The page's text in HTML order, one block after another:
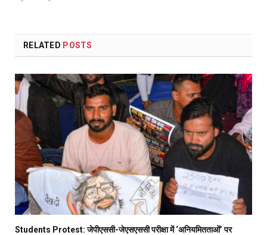
RELATED POSTS
Students Protest: जेपीएससी-जेएसएससी परीक्षा में ‘अनियमितताओं’ पर